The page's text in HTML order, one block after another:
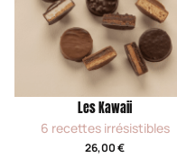
Les Kawaii
6 recettes irrésistibles
26,00 €